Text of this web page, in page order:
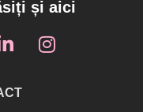
și aici